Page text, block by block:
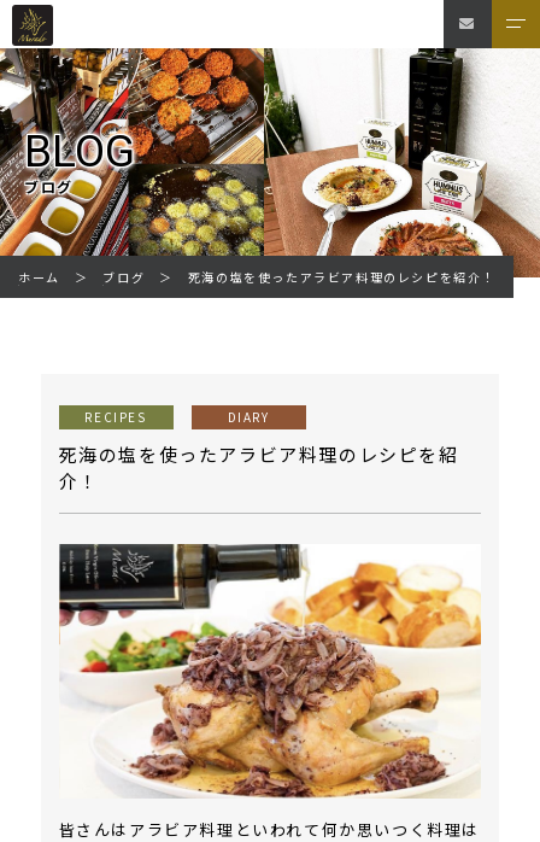
BLOG
ブログ
ホーム ブログ 死海の塩を使ったアラビア料理のレシピを紹介！
RECIPES DIARY
死海の塩を使ったアラビア料理のレシピを紹
介！
皆さんはアラビア料理といわれて何か思いつく料理は